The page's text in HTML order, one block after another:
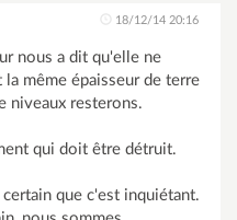
18/12/14 20:16
nous a dit qu'elle ne
même épaisseur de terre
niveaux resterons.
qui doit être détruit.
que c'est inquiétant.